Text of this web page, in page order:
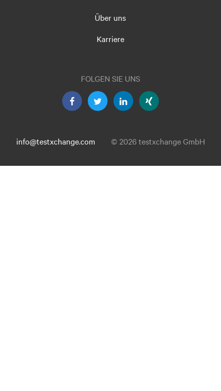
Über uns
Karriere
FOLGEN SIE UNS
info@testxchange.com © 2026 testxchange GmbH